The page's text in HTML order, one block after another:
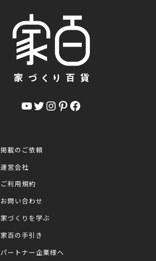
YouTube Twitter InstagramPinterest Facebook
掲載のご依頼
運営会社
ご利用規約
お問い合わせ
家づくりを学ぶ
家百の手引き
パートナー企業様へ